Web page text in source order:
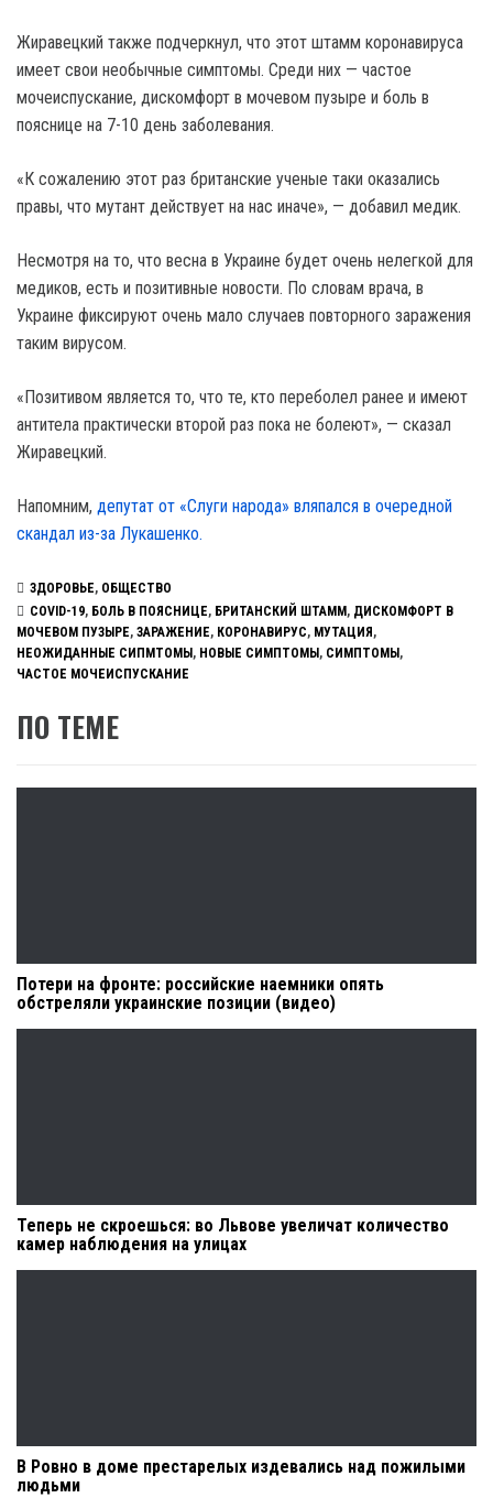
Жиравецкий также подчеркнул, что этот штамм коронавируса
имеет свои необычные симптомы. Среди них — частое
мочеиспускание, дискомфорт в мочевом пузыре и боль в
пояснице на 7-10 день заболевания.
«К сожалению этот раз британские ученые таки оказались
правы, что мутант действует на нас иначе», — добавил медик.
Несмотря на то, что весна в Украине будет очень нелегкой для
медиков, есть и позитивные новости. По словам врача, в
Украине фиксируют очень мало случаев повторного заражения
таким вирусом.
«Позитивом является то, что те, кто переболел ранее и имеют
антитела практически второй раз пока не болеют», — сказал
Жиравецкий.
Напомним, депутат от «Слуги народа» вляпался в очередной
скандал из-за Лукашенко.
ЗДОРОВЬЕ, ОБЩЕСТВО
COVID-19, БОЛЬ В ПОЯСНИЦЕ, БРИТАНСКИЙ ШТАММ , ДИСКОМФОРТ В
МОЧЕВОМ ПУЗЫРЕ, ЗАРАЖЕНИЕ, КОРОНАВИРУС, МУТАЦИЯ ,
НЕОЖИДАННЫЕ СИПМТОМЫ , НОВЫЕ СИМПТОМЫ , СИМПТОМЫ ,
ЧАСТОЕ МОЧЕИСПУСКАНИЕ
ПО ТЕМЕ
Потери на фронте: российские наемники опять
обстреляли украинские позиции (видео)
Теперь не скроешься: во Львове увеличат количество
камер наблюдения на улицах
В Ровно в доме престарелых издевались над пожилыми
людьми